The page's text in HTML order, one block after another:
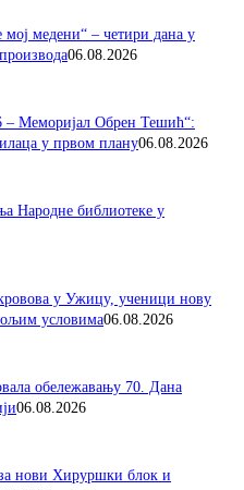
мој медени“ – четири дана у
06.08.2026
– Меморијал Обрен Тешић“:
у првом плану06.08.2026
Народне библиотеке у
у Ужицу, ученици нову
условима06.08.2026
обележавању 70. Дана
06.08.2026
за нови Хируршки блок и